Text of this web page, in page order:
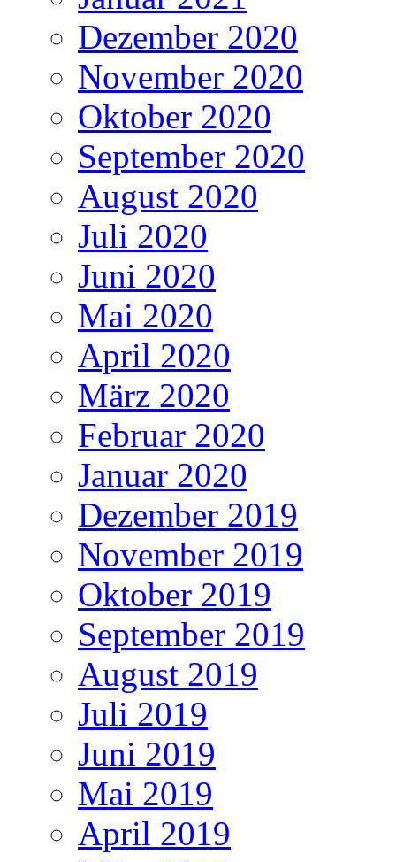
Dezember 2020
November 2020
Oktober 2020
September 2020
August 2020
Juli 2020
Juni 2020
Mai 2020
April 2020
März 2020
Februar 2020
Januar 2020
Dezember 2019
November 2019
Oktober 2019
September 2019
August 2019
Juli 2019
Juni 2019
Mai 2019
April 2019